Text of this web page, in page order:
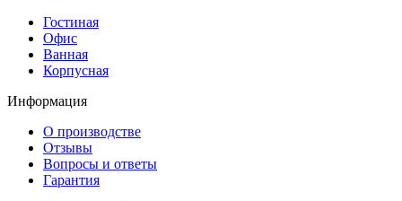
Гостиная
Офис
Ванная
Корпусная
Информация
О производстве
Отзывы
Вопросы и ответы
Гарантия